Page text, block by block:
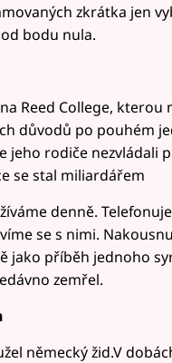
zkrátka jen
bodu nula.
Reed College, kterou
důvodů po pouhém
jeho rodiče nezvládali
se stal miliardářem
denně.
se s nimi.
jako příběh jednoho
zemřel.
německý žid.V